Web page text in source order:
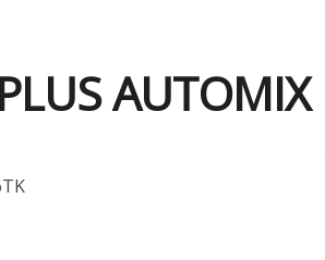
AUTOMIX